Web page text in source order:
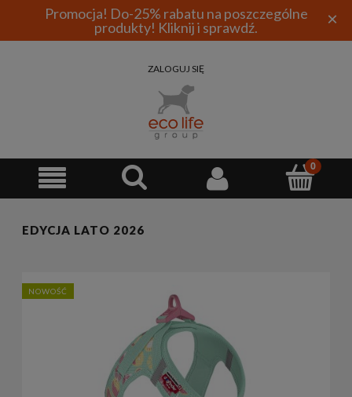
Promocja! Do-25% rabatu na poszczególne
produkty! Kliknij i sprawdź.
×
ZALOGUJ SIĘ
EDYCJA LATO 2026
NOWOŚĆ